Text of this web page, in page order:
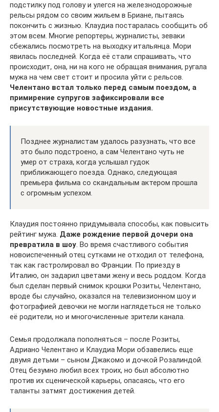
подстилку под голову и улегся на железнодорожные
рельсы рядом со своим жильем в Бриане, пытаясь
покончить с жизнью. Клаудиа постаралась сообщить об
этом всем. Многие репортеры, журналисты, зеваки
сбежались посмотреть на выходку итальянца. Мори
явилась последней. Когда её стали спрашивать, что
происходит, она, ни на кого не обращая внимания, ругала
мужа на чем свет стоит и просила уйти с рельсов.
Челентано встал только перед самым поездом, а
примирение супругов зафиксировали все
присутствующие новостные издания.
Позднее журналистам удалось разузнать, что все
это было подстроено, а сам Челентано чуть не
умер от страха, когда услышал гудок
приближающего поезда. Однако, следующая
премьера фильма со скандальным актером прошла
с огромным успехом.
Клаудия постоянно придумывала способы, как повысить
рейтинг мужа. Даже рождение первой дочери она
превратила в шоу. Во время счастливого события
новоиспеченный отец сутками не отходил от телефона,
так как гастролировал во Франции. По приезду в
Италию, он задарил цветами жену и весь роддом. Когда
был сделан первый снимок крошки Розиты, Челентано,
вроде бы случайно, оказался на телевизионном шоу и
фотографией девочки не могли наглядеться не только
её родители, но и многочисленные зрители канала.
Семья продолжала пополняться – после Розиты,
Адриано Челентано и Клаудиа Мори обзавелись еще
двумя детьми – сыном Джакомо и дочкой Розалиндой.
Отец безумно любил всех троих, но был абсолютно
против их сценической карьеры, опасаясь, что его
таланты затмят достижения детей.